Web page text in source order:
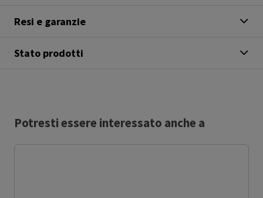
Resi e garanzie
Stato prodotti
Potresti essere interessato anche a